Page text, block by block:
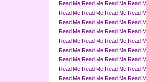
Read Me Read Me Read Me Read
Read Me Read Me Read Me Read
Read Me Read Me Read Me Read
Read Me Read Me Read Me Read
Read Me Read Me Read Me Read
Read Me Read Me Read Me Read
Read Me Read Me Read Me Read
Read Me Read Me Read Me Read
Read Me Read Me Read Me Read